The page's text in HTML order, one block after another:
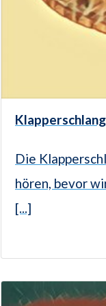
Die
hören, bevor
[...]